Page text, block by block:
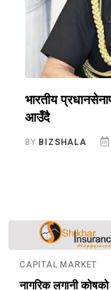
भारतीय
आउँदै
BY BIZSHALA
CAPITAL MARKET
नागरिक लगानी कोषको